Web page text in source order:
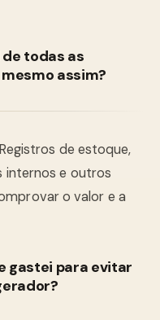
todas as
assim?
de estoque,
internos e outros
o valor e a
gastei para evitar